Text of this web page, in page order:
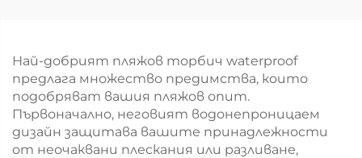
Най-добрият пляжов торбич waterproof
предлага множество предимства, които
подобряват вашия пляжов опит.
Първоначално, неговият водонепроницаем
дизайн защитава вашите принадлежности
от неочаквани плескания или разливане,